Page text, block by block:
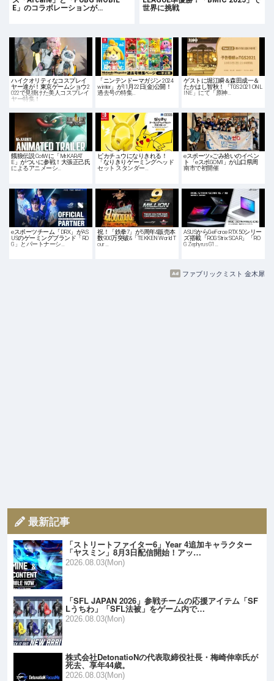
E」のコラボレーションが…
世界に挑戦
ハイクオリティなコスプレイ
ヤー達が！東京ゲームショウ2
022で見掛けた美人コスプレイ
ヤー特集！
「ニンテンドーマガジン 2024
winter」が11月22日(金)公開！
過去号の特集…
ゲストに堀江瞬＆森田成一＆
たかはし智秋！「TGS 2021 ONL
INE」にて「原神…
餓狼伝説 CotWに「Mr.KARAT
E」がついに参戦！大張正己氏
によるアニメーシ…
ピカチュウになりきれる！
「なりきり ゲーミングヘッド
セット スタンダー…
eスポーツ×ごみ拾いのイベン
ト「eスポGOMI」が山口県周
南市で初開催
eスポーツチーム「DRX」がAS
USのゲーミングブランド「RO
G」とパートナーシ…
祝！「鉄拳7」が5周年&販売本
数900万突破&「TEKKEN World T
our …
ASUSからGeForce RTX 50シリー
ズ搭載「ROG Strix SCAR」「RO
G Zephyrus G1…
ファブリックミスト 金木犀
最新記事
「ストリートファイター6」Year 4追加キャラクター
「ヤスミン」8月3日配信開始！アッ…
2026.08.03(Mon)
「SFL JAPAN 2026」参戦チームの応援アイテム「SF
Lうちわ」「SFL法被」をゲーム内で…
2026.08.03(Mon)
株式会社DetonatioNの代表取締役社長・梅崎伸幸氏が
死去、享年44歳。
2026.08.03(Mon)